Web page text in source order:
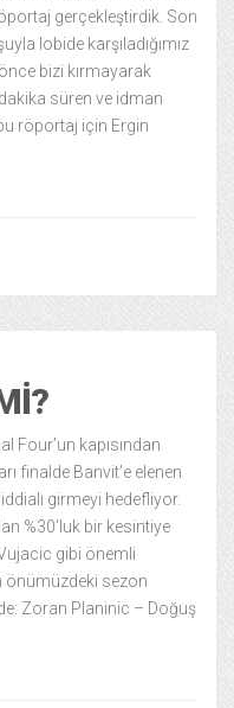
gerçekleştirdik. Son
lobide karşıladığımız
bizi kırmayarak
dakika süren ve idman
röportaj için Ergin
Four’un kapısından
finalde Banvit’e elenen
girmeyi hedefliyor.
%30’luk bir kesintiye
gibi önemli
önümüzdeki sezon
Zoran Planinic – Doğuş